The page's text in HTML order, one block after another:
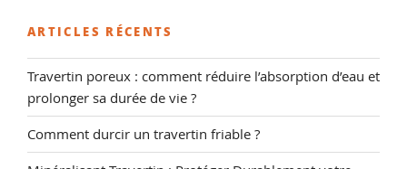
cuite »
ARTICLES RÉCENTS
Travertin poreux : comment réduire l’absorption d’eau et
prolonger sa durée de vie ?
Comment durcir un travertin friable ?